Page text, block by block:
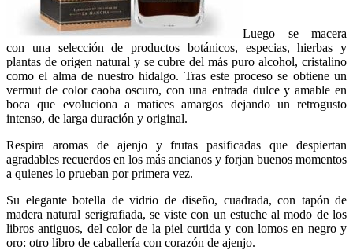
Luego se macera
con una selección de productos botánicos, especias, hierbas y
plantas de origen natural y se cubre del más puro alcohol, cristalino
como el alma de nuestro hidalgo. Tras este proceso se obtiene un
vermut de color caoba oscuro, con una entrada dulce y amable en
boca que evoluciona a matices amargos dejando un retrogusto
intenso, de larga duración y original.
Respira aromas de ajenjo y frutas pasificadas que despiertan
agradables recuerdos en los más ancianos y forjan buenos momentos
a quienes lo prueban por primera vez.
Su elegante botella de vidrio de diseño, cuadrada, con tapón de
madera natural serigrafiada, se viste con un estuche al modo de los
libros antiguos, del color de la piel curtida y con lomos en negro y
oro: otro libro de caballería con corazón de ajenjo.